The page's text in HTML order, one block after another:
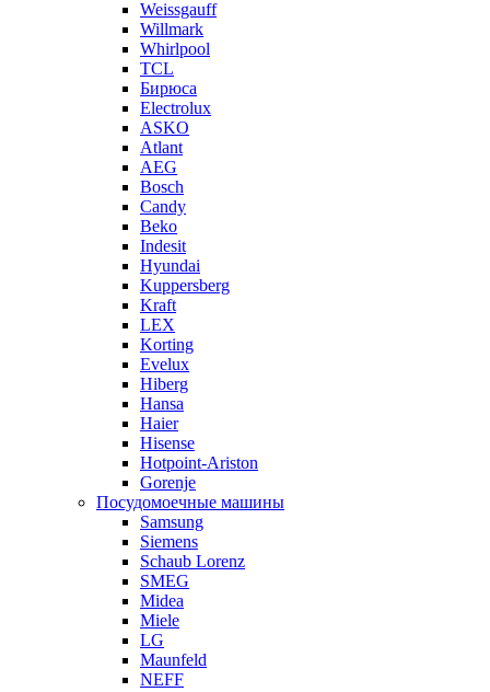
Weissgauff
Willmark
Whirlpool
TCL
Бирюса
Electrolux
ASKO
Atlant
AEG
Bosch
Candy
Beko
Indesit
Hyundai
Kuppersberg
Kraft
LEX
Korting
Evelux
Hiberg
Hansa
Haier
Hisense
Hotpoint-Ariston
Gorenje
Посудомоечные машины
Samsung
Siemens
Schaub Lorenz
SMEG
Midea
Miele
LG
Maunfeld
NEFF